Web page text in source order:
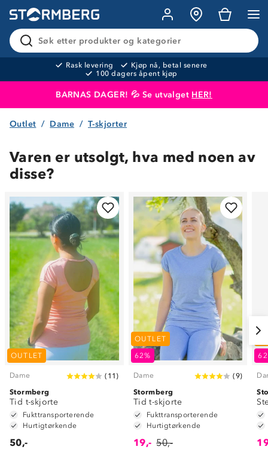
Søk etter produkter og kategorier
Rask levering
Kjøp nå, betal senere
100 dagers åpent kjøp
BARNAS DAGER! 💦 Se utvalget HER!
Produktet er lagt i handlekurven
Outlet Dame T-skjorter
Varen er utsolgt, hva med noen av
disse?
OUTLET
Dame ( 11 )
Stormberg
Tid t-skjorte
Fukttransporterende
Hurtigtørkende
50,-
OUTLET
62%
Dame (9)
Stormberg
Tid t-skjorte
Fukttransporterende
Hurtigtørkende
19,- 50,-